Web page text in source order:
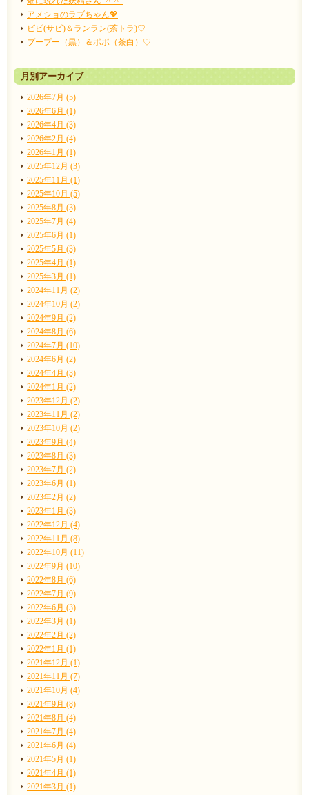
アメショのラブちゃん💖
ビビ(サビ)＆ランラン(茶トラ)♡
プープー（黒）＆ポポ（茶白）♡
月別アーカイブ
2026年7月 (5)
2026年6月 (1)
2026年4月 (3)
2026年2月 (4)
2026年1月 (1)
2025年12月 (3)
2025年11月 (1)
2025年10月 (5)
2025年8月 (3)
2025年7月 (4)
2025年6月 (1)
2025年5月 (3)
2025年4月 (1)
2025年3月 (1)
2024年11月 (2)
2024年10月 (2)
2024年9月 (2)
2024年8月 (6)
2024年7月 (10)
2024年6月 (2)
2024年4月 (3)
2024年1月 (2)
2023年12月 (2)
2023年11月 (2)
2023年10月 (2)
2023年9月 (4)
2023年8月 (3)
2023年7月 (2)
2023年6月 (1)
2023年2月 (2)
2023年1月 (3)
2022年12月 (4)
2022年11月 (8)
2022年10月 (11)
2022年9月 (10)
2022年8月 (6)
2022年7月 (9)
2022年6月 (3)
2022年3月 (1)
2022年2月 (2)
2022年1月 (1)
2021年12月 (1)
2021年11月 (7)
2021年10月 (4)
2021年9月 (8)
2021年8月 (4)
2021年7月 (4)
2021年6月 (4)
2021年5月 (1)
2021年4月 (1)
2021年3月 (1)